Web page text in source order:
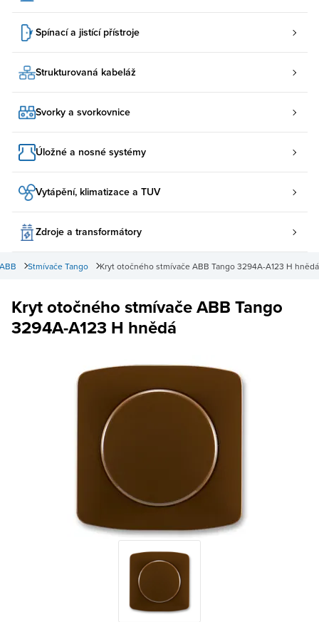
Spínací a jistící přístroje
Strukturovaná kabeláž
Svorky a svorkovnice
Úložné a nosné systémy
Vytápění, klimatizace a TUV
Zdroje a transformátory
Kryt otočného stmívače ABB Tango 3294A-A123 H hnědá
Stmívače Tango
Kryt otočného stmívače ABB Tango
3294A-A123 H hnědá